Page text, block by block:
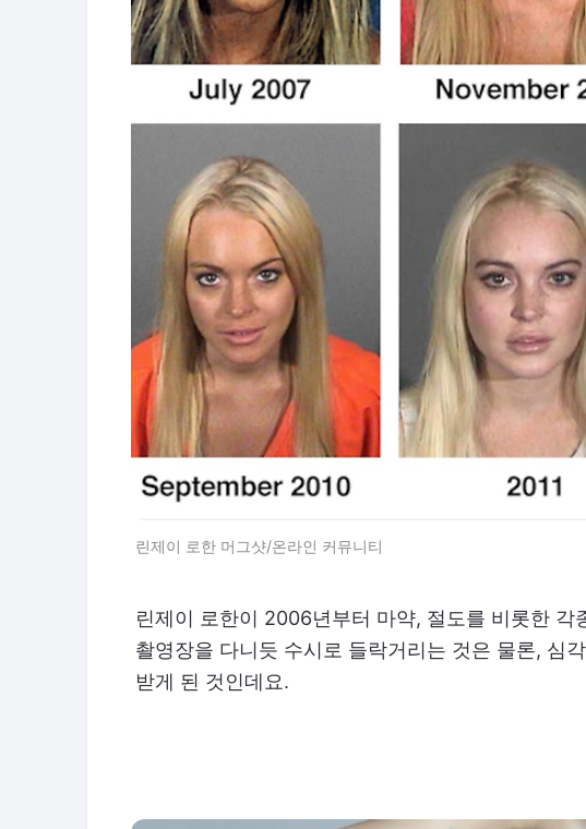
린제이 로한 머그샷/온라인 커뮤니티
린제이 로한이 2006년부터 마약, 절도를 비롯한 각
촬영장을 다니듯 수시로 들락거리는 것은 물론, 심
받게 된 것인데요.